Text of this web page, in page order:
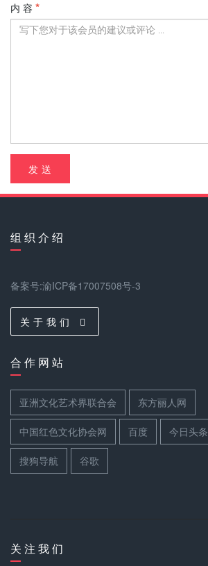
内 容
发 送
组 织 介 绍
备案号:渝ICP备17007508号-3
关 于 我 们
合 作 网 站
亚洲文化艺术界联合会 东方丽人网
中国红色文化协会网 百度 今日头条
搜狗导航 谷歌
关 注 我 们